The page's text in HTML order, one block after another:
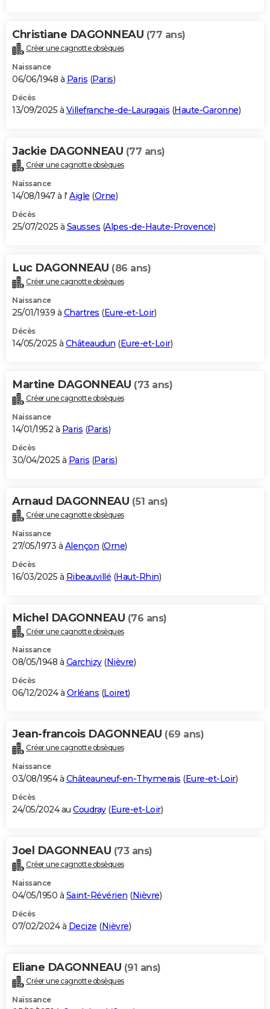
Christiane DAGONNEAU (77 ans)
Créer une cagnotte obsèques
Naissance
06/06/1948 à Paris (Paris)
Décès
13/09/2025 à Villefranche-de-Lauragais (Haute-Garonne)
Jackie DAGONNEAU (77 ans)
Créer une cagnotte obsèques
Naissance
14/08/1947 à l' Aigle (Orne)
Décès
25/07/2025 à Sausses (Alpes-de-Haute-Provence)
Luc DAGONNEAU (86 ans)
Créer une cagnotte obsèques
Naissance
25/01/1939 à Chartres (Eure-et-Loir)
Décès
14/05/2025 à Châteaudun (Eure-et-Loir)
Martine DAGONNEAU (73 ans)
Créer une cagnotte obsèques
Naissance
14/01/1952 à Paris (Paris)
Décès
30/04/2025 à Paris (Paris)
Arnaud DAGONNEAU (51 ans)
Créer une cagnotte obsèques
Naissance
27/05/1973 à Alençon (Orne)
Décès
16/03/2025 à Ribeauvillé (Haut-Rhin)
Michel DAGONNEAU (76 ans)
Créer une cagnotte obsèques
Naissance
08/05/1948 à Garchizy(Nièvre)
Décès
06/12/2024 à Orléans (Loiret)
Jean-francois DAGONNEAU (69 ans)
Créer une cagnotte obsèques
Naissance
03/08/1954 à Châteauneuf-en-Thymerais (Eure-et-Loir)
Décès
24/05/2024 au Coudray(Eure-et-Loir)
Joel DAGONNEAU (73 ans)
Créer une cagnotte obsèques
Naissance
04/05/1950 à Saint-Révérien (Nièvre)
Décès
07/02/2024 à Decize (Nièvre)
Eliane DAGONNEAU (91 ans)
Créer une cagnotte obsèques
Naissance